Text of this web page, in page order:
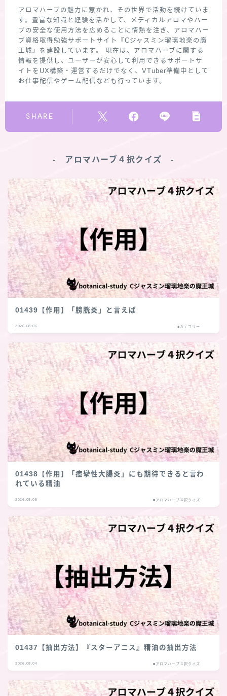
アロマハーブの魅力に惹かれ、その世界で活動を続けていま
す。豊富な知識と経験を活かして、メディカルアロマやハー
ブの安全な使用方法を広めることに情熱を注ぎ、アロマハー
ブ資格取得勉強サポートサイト『Cジャスミン瑠璃地楽の魔
王城』を建設しています。 現在は、アロマハーブに関する
情報を提供し、ユーザーが安心して利用できるサポートサ
イトをUX構築・運営するだけでなく、VTuber準備中として
お仕事配信やゲーム配信なども行っています。
SHARE
‐ アロマハーブ４択クイズ ‐
01439【作用】「膀胱炎」と言えば
2026.08.06 ■カテゴリー
01438【作用】「痙攣性大腸炎」にも期待できると言わ
れている精油
2026.08.05 ■アロマハーブ４択クイズ
01437【抽出方法】『スターアニス』精油の抽出方法
2026.08.04 ■アロマハーブ４択クイズ